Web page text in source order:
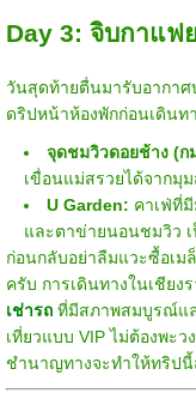
Day 3: จิบกาแฟ
วันสุดท้ายตื่นมารับอากา
ดริปหน้าห้องพักก่อนเดินท
จุดชมวิวดอยช้าง (ก
เขื่อนแม่สรวยได้จากมุม
U Garden: คาเฟ่ที่
และตาข่ายนอนชมวิว
ก่อนกลับอย่าลืมแวะซื้อเ
ครับ การเดินทางในเชียง
เช่ารถที่มีสภาพสมบูรณ์แล
เที่ยวแบบ VIP ไม่ต้องพะว
ชำนาญทางจะทำให้ทริป